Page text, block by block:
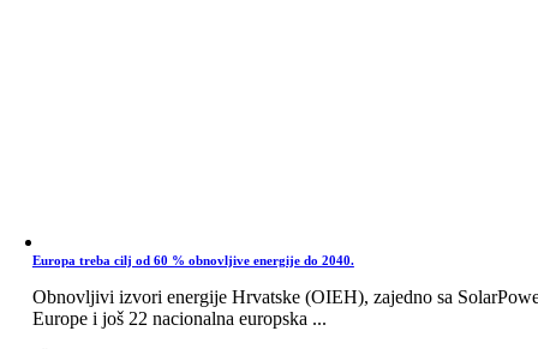
Europa treba cilj od 60 % obnovljive energije do 2040.
Obnovljivi izvori energije Hrvatske (OIEH), zajedno sa
Europe i još 22 nacionalna europska ...